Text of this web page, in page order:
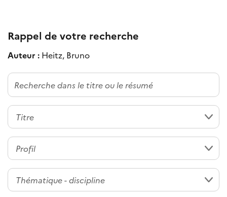
Rappel de votre recherche
Auteur : Heitz, Bruno